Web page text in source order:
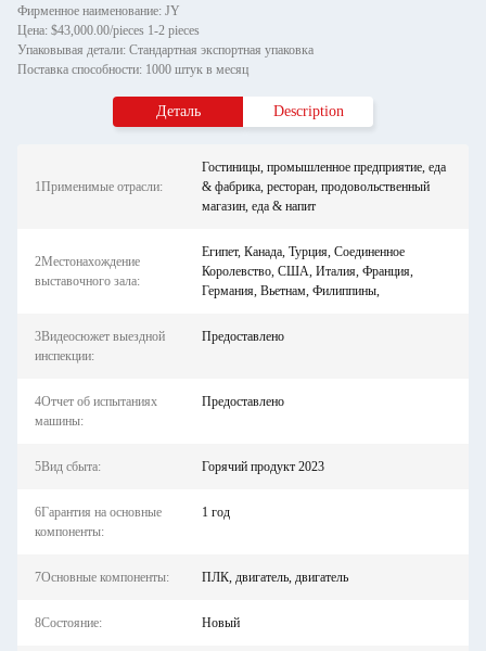
Фирменное наименование: JY
Цена: $43,000.00/pieces 1-2 pieces
Упаковывая детали: Стандартная экспортная упаковка
Поставка способности: 1000 штук в месяц
Деталь Description
1Применимые отрасли:
Гостиницы, промышленное предприятие, еда
& фабрика, ресторан, продовольственный
магазин, еда & напит
2Местонахождение
выставочного зала:
Египет, Канада, Турция, Соединенное
Королевство, США, Италия, Франция,
Германия, Вьетнам, Филиппины,
3Видеосюжет выездной
инспекции:
Предоставлено
4Отчет об испытаниях
машины:
Предоставлено
5Вид сбыта: Горячий продукт 2023
6Гарантия на основные
компоненты:
1 год
7Основные компоненты: ПЛК, двигатель, двигатель
8Состояние: Новый